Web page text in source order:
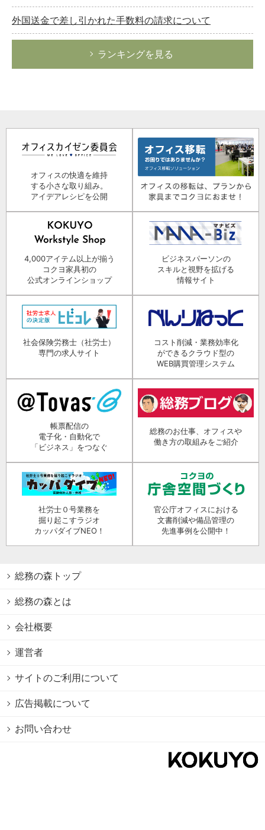
外国送金で差し引かれた手数料の請求について
ランキングを見る
オフィスの快適を維持
する小さな取り組み。
アイデアレシピを公開
4,000アイテム以上が揃う
コクヨ家具初の
公式オンラインショップ
ビジネスパーソンの
スキルと視野を拡げる
情報サイト
社会保険労務士（社労士）
専門の求人サイト
コスト削減・業務効率化
ができるクラウド型の
WEB購買管理システム
帳票配信の
電子化・自動化で
「ビジネス」をつなぐ
総務のお仕事、オフィスや
働き方の取組みをご紹介
社労士０号業務を
掘り起こすラジオ
カッパダイブNEO！
官公庁オフィスにおける
文書削減や備品管理の
先進事例を公開中！
総務の森トップ
総務の森とは
会社概要
運営者
サイトのご利用について
広告掲載について
お問い合わせ